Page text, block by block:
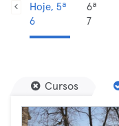
Hoje, 5ª
6
6ª
7
Cursos